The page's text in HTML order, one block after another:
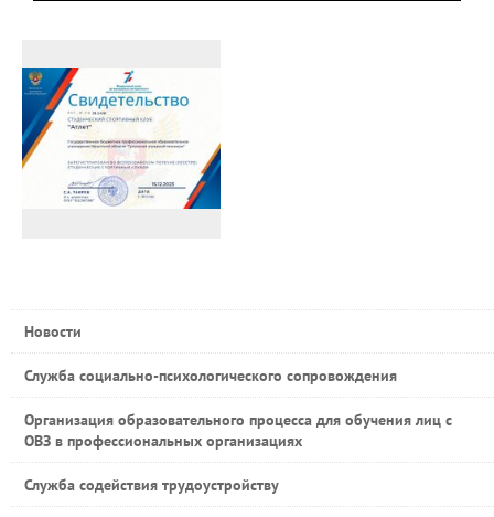
Новости
Служба социально-психологического сопровождения
Организация образовательного процесса для обучения лиц с
ОВЗ в профессиональных организациях
Служба содействия трудоустройству